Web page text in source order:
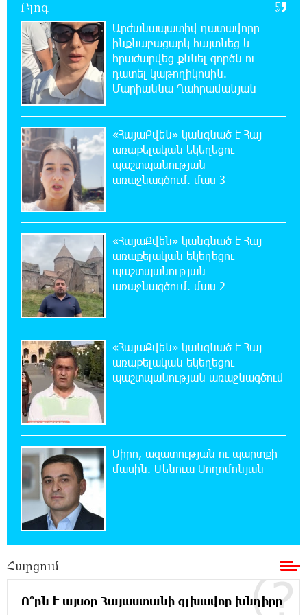
21:03:44 7-08-2026
Կաթողիկոսի նկատմամբ իրականացվող
բռնադատավարությունը միահեծան
իշխանության հետևանք է. Հանրային Դաշինք
Մեր երկրում իշխանության և ընդդիմության
անվերջանալի պայքարում տուժում է միայն
ու միայն ՀՀ քաղաքացին. Աննա Կոստանյան
20:49:35 7-08-2026
Փրկարարները հայտանաբերել են մոլորված
զբոսաշրջիկներին
20:39:24 7-08-2026
ԼՀԿ-ն պահանջում է դադարեցնել Գարեգին
Բ-ի և եպիսկոպոսների դեմ քրեական
հետապնդումը
Սարյան փողոցի բնակարաններից մեկում
պայթյունի հետևանքով 55-ամյա
տղամարդը այրվածքներով տեղափոխվել է
«Այրվածքաբանության ազգային կենտրոն»
Սլովակիայի արևելքում արտակարգ
դրություն է հայտարարվել շոգի ալիքների
պատճառով
19:53:41 7-08-2026
Երթևեկության կազմակերպման
19:35:21 7-08-2026
Հայաստանի հավաքականի նախկին
մարզիչը կգլխավորի Ղազախստանի
Բլոգ
Արժանապատիվ դատավորը
ինքնաբացարկ հայտնեց և
հրաժարվեց քննել գործն ու
դատել կաթողիկոսին.
Մարիաննա Ղահրամանյան
«ՀայաՔվեն» կանգնած է Հայ
առաքելական եկեղեցու
պաշտպանության
առաջնագծում. մաս 3
«ՀայաՔվեն» կանգնած է Հայ
առաքելական եկեղեցու
պաշտպանության
առաջնագծում. մաս 2
«ՀայաՔվեն» կանգնած է Հայ
առաքելական եկեղեցու
պաշտպանության առաջնագծում
Սիրո, ազատության ու պարտքի
մասին. Մենուա Սողոմոնյան
Հարցում
Ո՞րն է այսօր Հայաստանի գլխավոր խնդիրը